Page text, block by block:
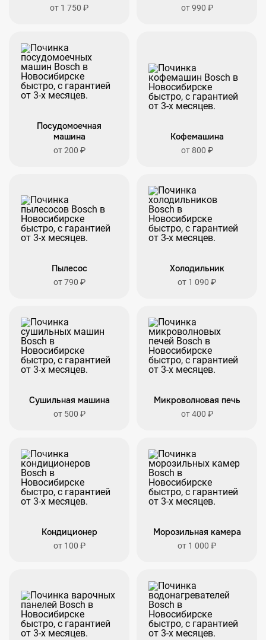
от 1 750 ₽ от 990 ₽
Посудомоечная
машина
от 200 ₽
Кофемашина
от 800 ₽
Пылесос
от 790 ₽
Холодильник
от 1 090 ₽
Сушильная машина
от 500 ₽
Микроволновая печь
от 400 ₽
Кондиционер
от 100 ₽
Морозильная камера
от 1 000 ₽